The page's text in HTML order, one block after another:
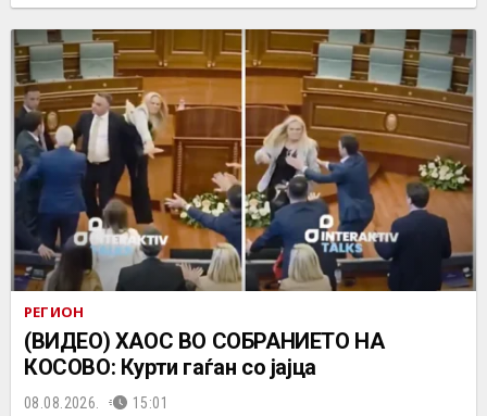
РЕГИОН
(ВИДЕО) ХАОС ВО СОБРАНИЕТО НА
КОСОВО: Курти гаѓан со јајца
08.08.2026. 15:01